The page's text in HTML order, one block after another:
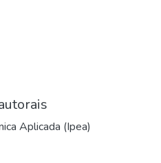
Aplicada (Ipea)